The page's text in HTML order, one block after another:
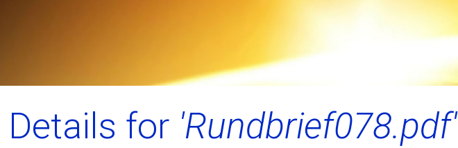
Details for 'Rundbrief078.pdf'